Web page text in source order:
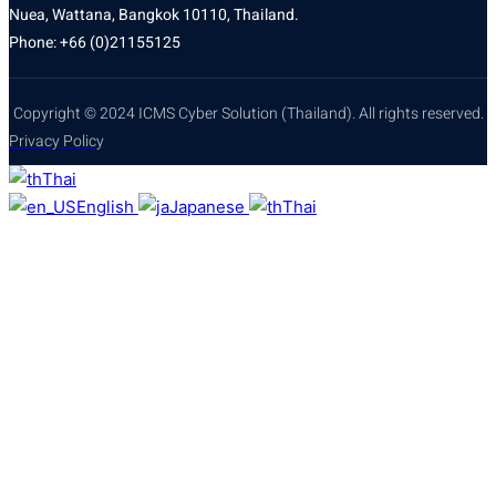
Nuea, Wattana, Bangkok 10110, Thailand.
Phone: +66 (0)21155125
Copyright © 2024 ICMS Cyber Solution (Thailand). All rights reserved.
Privacy Policy
Thai
English
Japanese Thai